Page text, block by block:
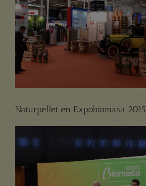
Naturpellet en Expobiomasa 2015